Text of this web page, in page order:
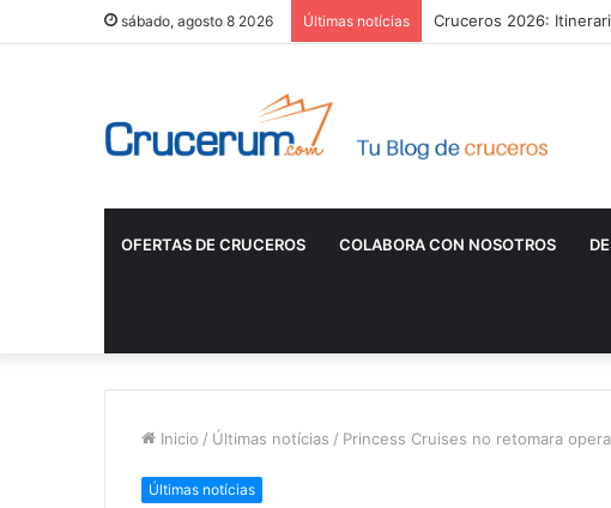
sábado, agosto 8 2026 Últimas notícias Cruceros 2026:
OFERTAS DE CRUCEROS COLABORA CON NOSOTROS
Inicio / Últimas notícias / Princess Cruises no retomara
Últimas notícias